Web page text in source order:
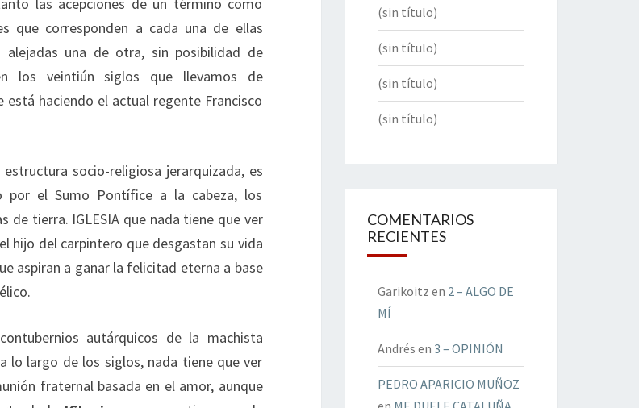
que corresponden a cada una de ellas
una de otra, sin posibilidad de
los veintiún siglos que llevamos de
haciendo el actual regente Francisco
socio-religiosa jerarquizada, es
por el Sumo Pontífice a la cabeza, los
de tierra. IGLESIA que nada tiene que ver
hijo del carpintero que desgastan su vida
aspiran a ganar la felicitad eterna a base
autárquicos de la machista
largo de los siglos, nada tiene que ver
fraternal basada en el amor, aunque
(sin título)
(sin título)
(sin título)
(sin título)
COMENTARIOS
RECIENTES
Garikoitz en 2 – ALGO DE
MÍ
Andrés en 3 – OPINIÓN
PEDRO APARICIO MUÑOZ